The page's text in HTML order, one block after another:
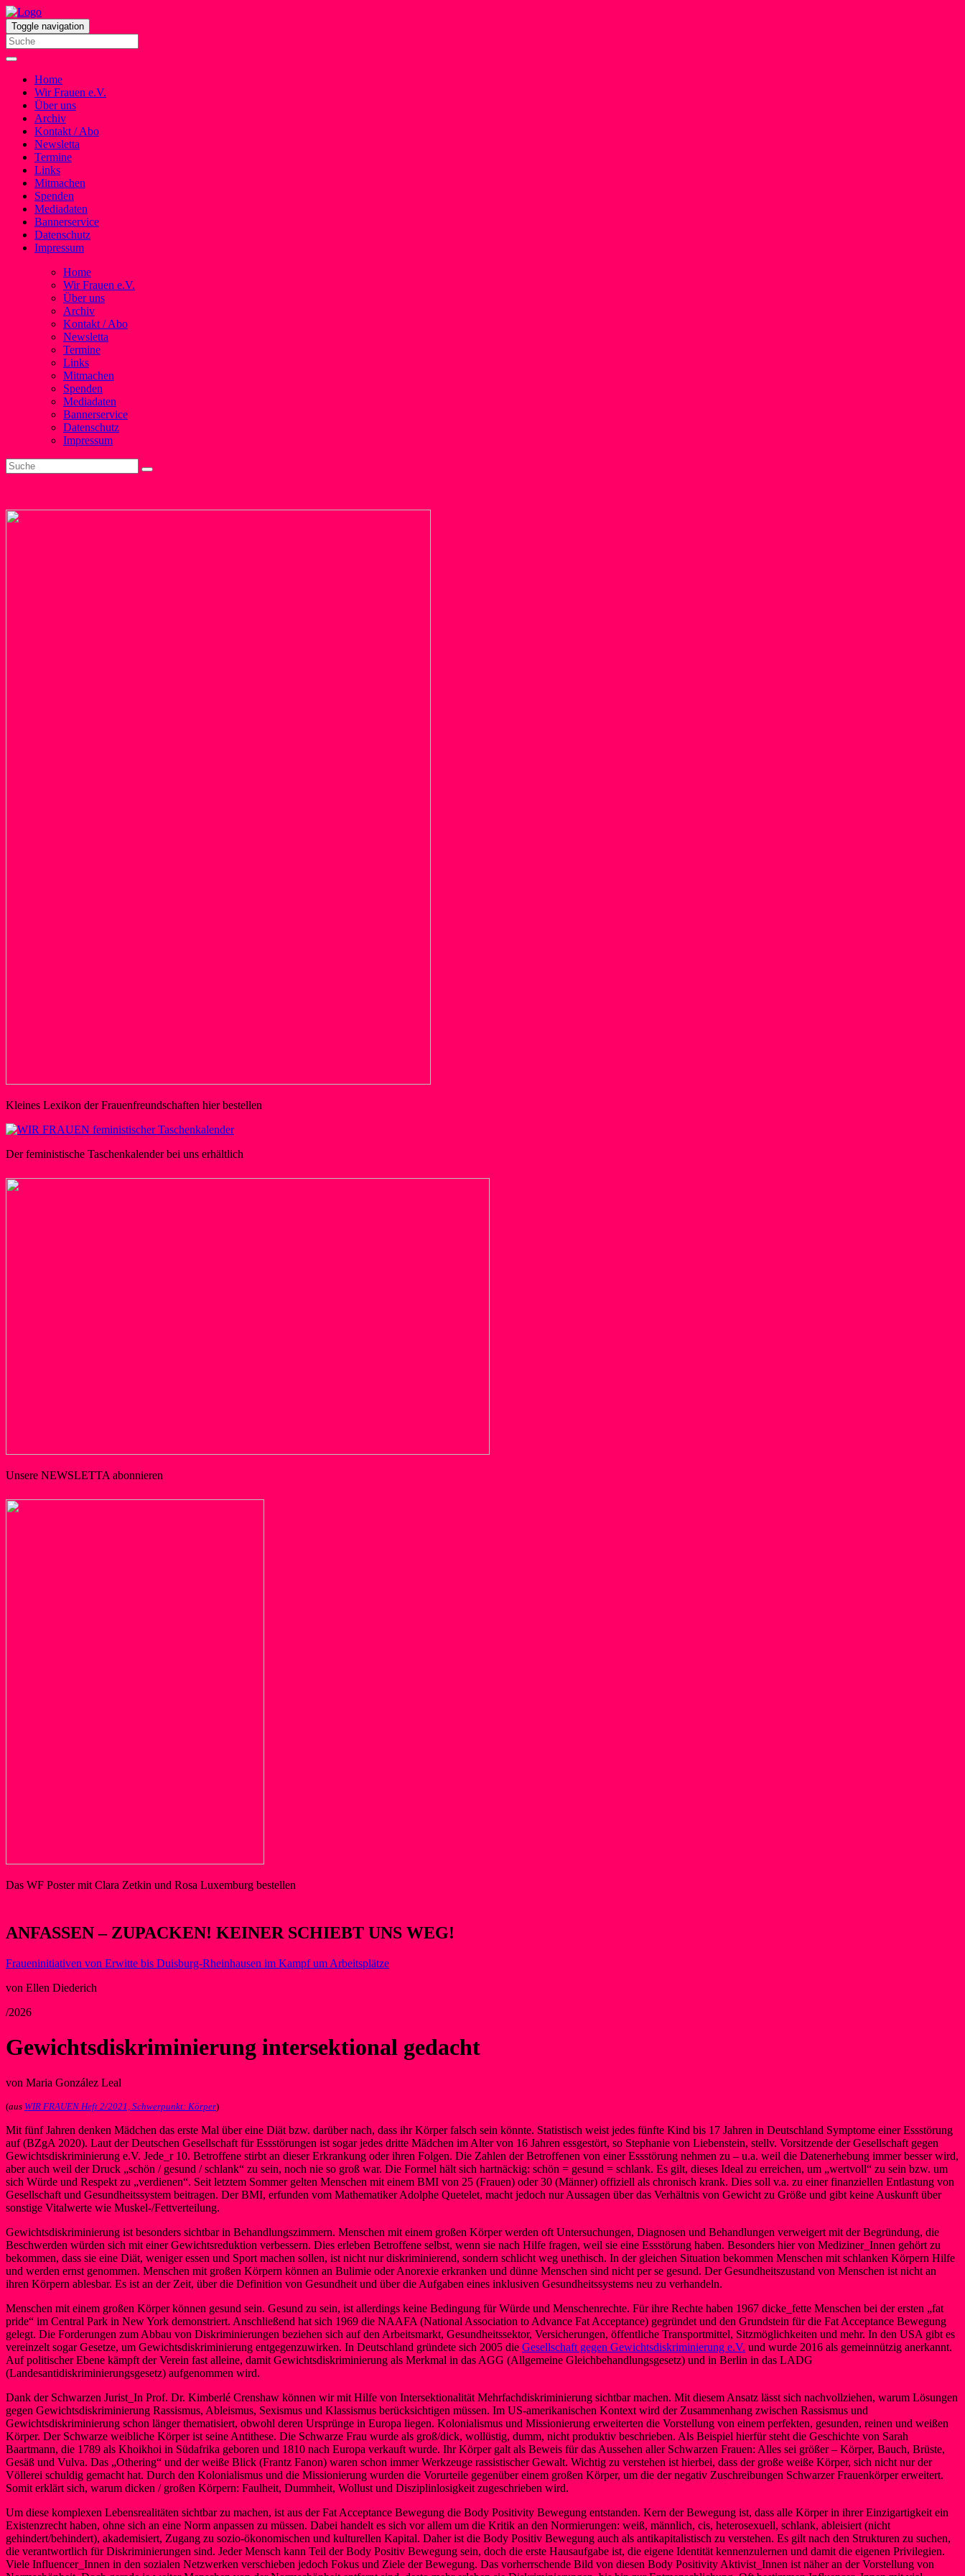
Toggle navigation
Home
Wir Frauen e.V.
Über uns
Archiv
Kontakt / Abo
Newsletta
Termine
Links
Mitmachen
Spenden
Mediadaten
Bannerservice
Datenschutz
Impressum
Home
Wir Frauen e.V.
Über uns
Archiv
Kontakt / Abo
Newsletta
Termine
Links
Mitmachen
Spenden
Mediadaten
Bannerservice
Datenschutz
Impressum
Kleines Lexikon der Frauenfreundschaften hier bestellen
Der feministische Taschenkalender bei uns erhältlich
Unsere NEWSLETTA abonnieren
Das WF Poster mit Clara Zetkin und Rosa Luxemburg bestellen
ANFASSEN – ZUPACKEN! KEINER SCHIEBT UNS WEG!
Fraueninitiativen von Erwitte bis Duisburg-Rheinhausen im Kampf um Arbeitsplätze
von Ellen Diederich
/2026
Gewichtsdiskriminierung intersektional gedacht
von Maria González Leal
(aus WIR FRAUEN Heft 2/2021, Schwerpunkt: Körper)
Mit fünf Jahren denken Mädchen das erste Mal über eine Diät bzw. darüber nach, dass ihr Körper falsch sein könnte. Statistisch weist jedes fünfte Kind bis 17 Jahren in Deutschland Symptome einer Essstörung
auf (BZgA 2020). Laut der Deutschen Gesellschaft für Essstörungen ist sogar jedes dritte Mädchen im Alter von 16 Jahren essgestört, so Stephanie von Liebenstein, stellv. Vorsitzende der Gesellschaft gegen
Gewichtsdiskriminierung e.V. Jede_r 10. Betroffene stirbt an dieser Erkrankung oder ihren Folgen. Die Zahlen der Betroffenen von einer Essstörung nehmen zu – u.a. weil die Datenerhebung immer besser wird,
aber auch weil der Druck „schön / gesund / schlank“ zu sein, noch nie so groß war. Die Formel hält sich hartnäckig: schön = gesund = schlank. Es gilt, dieses Ideal zu erreichen, um „wertvoll“ zu sein bzw. um
sich Würde und Respekt zu „verdienen“. Seit letztem Sommer gelten Menschen mit einem BMI von 25 (Frauen) oder 30 (Männer) offiziell als chronisch krank. Dies soll v.a. zu einer finanziellen Entlastung von
Gesellschaft und Gesundheitssystem beitragen. Der BMI, erfunden vom Mathematiker Adolphe Quetelet, macht jedoch nur Aussagen über das Verhältnis von Gewicht zu Größe und gibt keine Auskunft über
sonstige Vitalwerte wie Muskel-/Fettverteilung.
Gewichtsdiskriminierung ist besonders sichtbar in Behandlungszimmern. Menschen mit einem großen Körper werden oft Untersuchungen, Diagnosen und Behandlungen verweigert mit der Begründung, die
Beschwerden würden sich mit einer Gewichtsreduktion verbessern. Dies erleben Betroffene selbst, wenn sie nach Hilfe fragen, weil sie eine Essstörung haben. Besonders hier von Mediziner_Innen gehört zu
bekommen, dass sie eine Diät, weniger essen und Sport machen sollen, ist nicht nur diskriminierend, sondern schlicht weg unethisch. In der gleichen Situation bekommen Menschen mit schlanken Körpern Hilfe
und werden ernst genommen. Menschen mit großen Körpern können an Bulimie oder Anorexie erkranken und dünne Menschen sind nicht per se gesund. Der Gesundheitszustand von Menschen ist nicht an
ihren Körpern ablesbar. Es ist an der Zeit, über die Definition von Gesundheit und über die Aufgaben eines inklusiven Gesundheitssystems neu zu verhandeln.
Menschen mit einem großen Körper können gesund sein. Gesund zu sein, ist allerdings keine Bedingung für Würde und Menschenrechte. Für ihre Rechte haben 1967 dicke_fette Menschen bei der ersten „fat
pride“ im Central Park in New York demonstriert. Anschließend hat sich 1969 die NAAFA (National Association to Advance Fat Acceptance) gegründet und den Grundstein für die Fat Acceptance Bewegung
gelegt. Die Forderungen zum Abbau von Diskriminierungen beziehen sich auf den Arbeitsmarkt, Gesundheitssektor, Versicherungen, öffentliche Transportmittel, Sitzmöglichkeiten und mehr. In den USA gibt es
vereinzelt sogar Gesetze, um Gewichtsdiskriminierung entgegenzuwirken. In Deutschland gründete sich 2005 die Gesellschaft gegen Gewichtsdiskriminierung e.V. und wurde 2016 als gemeinnützig anerkannt.
Auf politischer Ebene kämpft der Verein fast alleine, damit Gewichtsdiskriminierung als Merkmal in das AGG (Allgemeine Gleichbehandlungsgesetz) und in Berlin in das LADG
(Landesantidiskriminierungsgesetz) aufgenommen wird.
Dank der Schwarzen Jurist_In Prof. Dr. Kimberlé Crenshaw können wir mit Hilfe von Intersektionalität Mehrfachdiskriminierung sichtbar machen. Mit diesem Ansatz lässt sich nachvollziehen, warum Lösungen
gegen Gewichtsdiskriminierung Rassismus, Ableismus, Sexismus und Klassismus berücksichtigen müssen. Im US-amerikanischen Kontext wird der Zusammenhang zwischen Rassismus und
Gewichtsdiskriminierung schon länger thematisiert, obwohl deren Ursprünge in Europa liegen. Kolonialismus und Missionierung erweiterten die Vorstellung von einem perfekten, gesunden, reinen und weißen
Körper. Der Schwarze weibliche Körper ist seine Antithese. Die Schwarze Frau wurde als groß/dick, wollüstig, dumm, nicht produktiv beschrieben. Als Beispiel hierfür steht die Geschichte von Sarah
Baartmann, die 1789 als Khoikhoi in Südafrika geboren und 1810 nach Europa verkauft wurde. Ihr Körper galt als Beweis für das Aussehen aller Schwarzen Frauen: Alles sei größer – Körper, Bauch, Brüste,
Gesäß und Vulva. Das „Othering“ und der weiße Blick (Frantz Fanon) waren schon immer Werkzeuge rassistischer Gewalt. Wichtig zu verstehen ist hierbei, dass der große weiße Körper, sich nicht nur der
Völlerei schuldig gemacht hat. Durch den Kolonialismus und die Missionierung wurden die Vorurteile gegenüber einem großen Körper, um die der negativ Zuschreibungen Schwarzer Frauenkörper erweitert.
Somit erklärt sich, warum dicken / großen Körpern: Faulheit, Dummheit, Wollust und Disziplinlosigkeit zugeschrieben wird.
Um diese komplexen Lebensrealitäten sichtbar zu machen, ist aus der Fat Acceptance Bewegung die Body Positivity Bewegung entstanden. Kern der Bewegung ist, dass alle Körper in ihrer Einzigartigkeit ein
Existenzrecht haben, ohne sich an eine Norm anpassen zu müssen. Dabei handelt es sich vor allem um die Kritik an den Normierungen: weiß, männlich, cis, heterosexuell, schlank, ableisiert (nicht
gehindert/behindert), akademisiert, Zugang zu sozio-ökonomischen und kulturellen Kapital. Daher ist die Body Positiv Bewegung auch als antikapitalistisch zu verstehen. Es gilt nach den Strukturen zu suchen,
die verantwortlich für Diskriminierungen sind. Jeder Mensch kann Teil der Body Positiv Bewegung sein, doch die erste Hausaufgabe ist, die eigene Identität kennenzulernen und damit die eigenen Privilegien.
Viele Influencer_Innen in den sozialen Netzwerken verschieben jedoch Fokus und Ziele der Bewegung. Das vorherrschende Bild von diesen Body Positivity Aktivist_Innen ist näher an der Vorstellung von